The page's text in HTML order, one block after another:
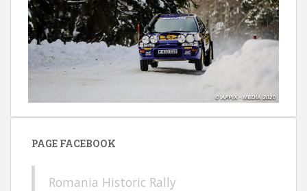
PAGE FACEBOOK
Romania Historic Rally